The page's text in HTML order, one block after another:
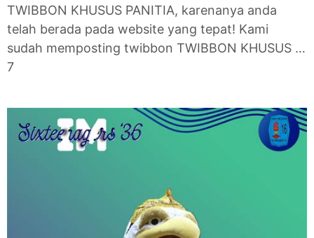
TWIBBON KHUSUS PANITIA, karenanya anda
telah berada pada website yang tepat! Kami
sudah memposting twibbon TWIBBON KHUSUS …
7